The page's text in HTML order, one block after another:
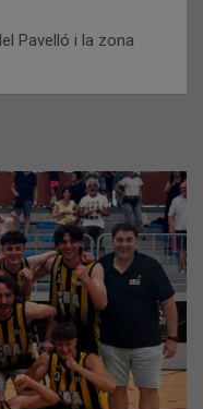
Pavelló i la zona